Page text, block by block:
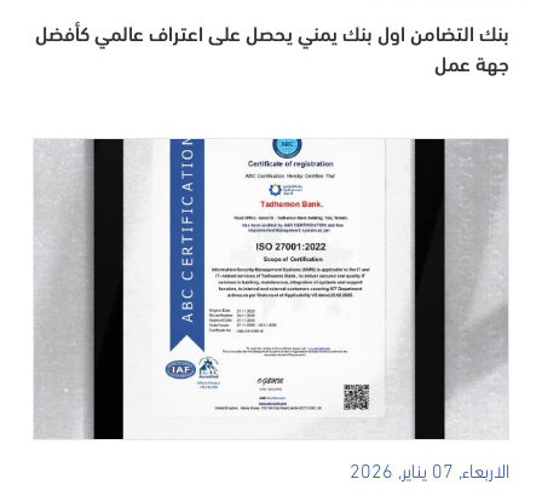
بنك التضامن اول بنك يمني يحصل على اعتراف عالمي كأفضل
جهة عمل
الاربعاء, 07 يناير, 2026